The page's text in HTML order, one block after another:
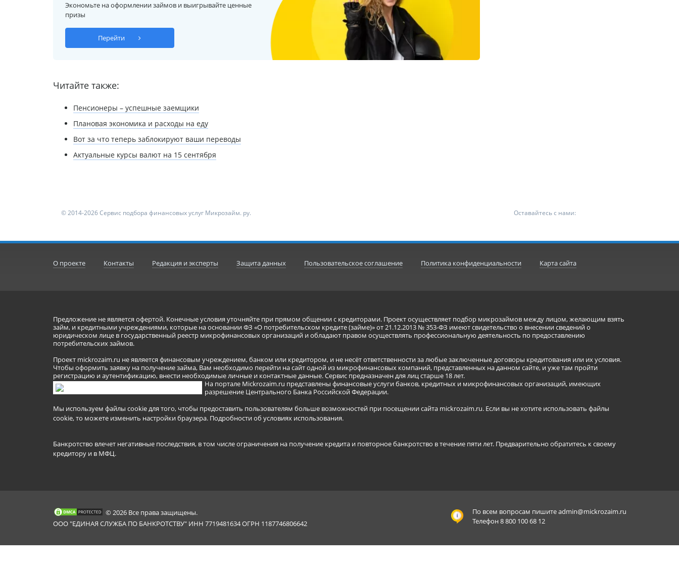
Экономьте на оформлении займов и выигрывайте ценные
призы
Перейти
Читайте также:
Пенсионеры – успешные заемщики
Плановая экономика и расходы на еду
Вот за что теперь заблокируют ваши переводы
Актуальные курсы валют на 15 сентября
© 2014-2026 Сервис подбора финансовых услуг Микрозайм. ру. Оставайтесь с нами:
О проекте Контакты Редакция и эксперты Защита данных Пользовательское соглашение Политика конфиденциальности Карта сайта
Предложение не является офертой. Конечные условия уточняйте при прямом общении с кредиторами. Проект осуществляет подбор микрозаймов между лицом, желающим взять
займ, и кредитными учреждениями, которые на основании ФЗ «О потребительском кредите (займе)» от 21.12.2013 № 353-ФЗ имеют свидетельство о внесении сведений о
юридическом лице в государственный реестр микрофинансовых организаций и обладают правом осуществлять профессиональную деятельность по предоставлению
потребительских займов.
Проект mickrozaim.ru не является финансовым учреждением, банком или кредитором, и не несёт ответственности за любые заключенные договоры кредитования или их условия.
Чтобы оформить заявку на получение займа, Вам необходимо перейти на сайт одной из микрофинансовых компаний, представленных на данном сайте, и уже там пройти
регистрацию и аутентификацию, внести необходимые личные и контактные данные. Сервис предназначен для лиц старше 18 лет.
На портале Mickrozaim.ru представлены финансовые услуги банков, кредитных и микрофинансовых организаций, имеющих
разрешение Центрального Банка Российской Федерации.
Мы используем файлы cookie для того, чтобы предоставить пользователям больше возможностей при посещении сайта mickrozaim.ru. Если вы не хотите использовать файлы
cookie, то можете изменить настройки браузера. Подробности об условиях использования.
Банкротство влечет негативные последствия, в том числе ограничения на получение кредита и повторное банкротство в течение пяти лет. Предварительно обратитесь к своему
кредитору и в МФЦ.
По всем вопросам пишитеadmin@mickrozaim.ru
Телефон 8 800 100 68 12
© 2026 Все права защищены.
ООО "ЕДИНАЯ СЛУЖБА ПО БАНКРОТСТВУ" ИНН 7719481634 ОГРН 1187746806642
Mickrozaim.ru использует файлы cookie для